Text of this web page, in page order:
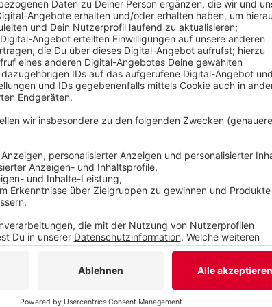
Das Land habe viel Geld in die Hand genommen, um die
unterstützen, erklärte NRW-Familienminister Joachim
Lage, bei Elternbeiträgen einen Nachlass zu gewähren."
Für die Monate Juni und Juli waren dagegen die
Corona-Krise zur Hälfte erlassen worden. Dafür greife
beitragsfreie Kita-Jahr für alle, unterstrich Stamp.
Zusätzlich unterstütze die Landesregierung die Träger
Arbeitsschutz- und Hygienemaßnahmen. 94,5 Millionen
Verfügung stehen, die das pädagogische Fachpersonal
entlasten - etwa der Reinigung von Spielzeug,